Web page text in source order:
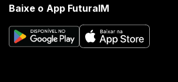
Baixe o App FuturaIM